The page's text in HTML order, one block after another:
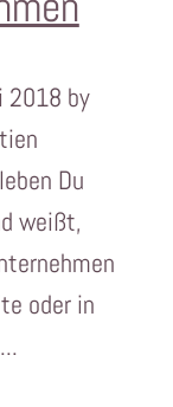
2018 by
Du
weißt,
oder in